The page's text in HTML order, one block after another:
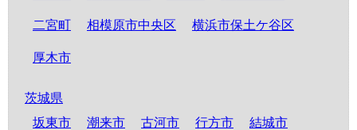
二宮町 相模原市中央区 横浜市保土ケ谷区
厚木市
茨城県
坂東市
潮来市 古河市 行方市 結城市